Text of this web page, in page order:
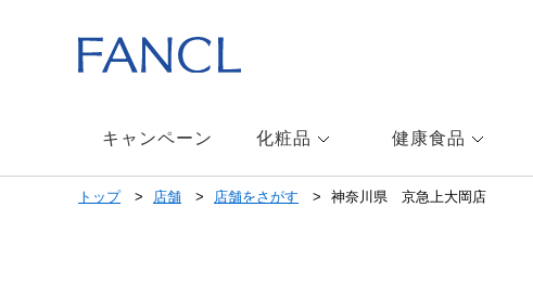
キャンペーン 化粧品 健康食品
トップ 店舗 店舗をさがす 神奈川県 京急上大岡店